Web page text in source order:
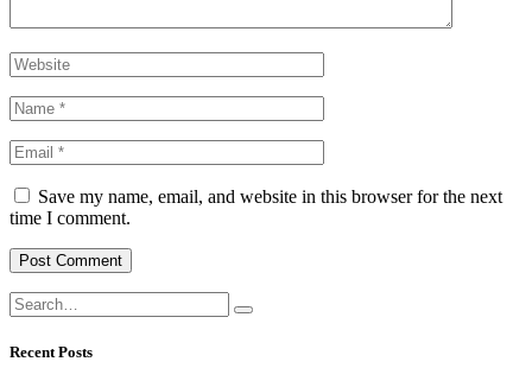
Save my name, email, and website in this browser for the next
time I comment.
Recent Posts